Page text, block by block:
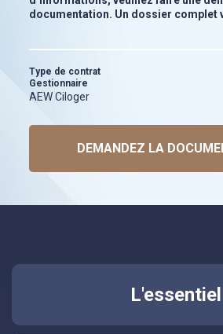
documentation. Un dossier complet
Type de contrat
Gestionnaire
AEW Ciloger
DEMANDEZ LA
L'essentiel